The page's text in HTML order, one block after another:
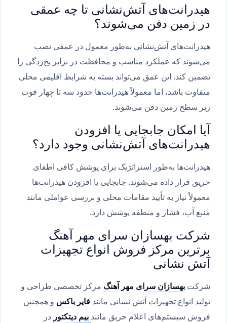
هیدرانت‌های آتش‌نشانی تا چه عمقی
در زمین دفن می‌شوند؟
هیدرانت‌های آتش‌نشانی به‌طور معمول در عمقی نصب
می‌شوند که عملکرد مناسب و محافظت در برابر یخ‌زدگی را
تضمین کند. این عمق می‌تواند بسته به شرایط اقلیمی محلی
متفاوت باشد، اما معمولاً هیدرانت‌ها حدود سه تا چهار فوت
زیر سطح زمین دفن می‌شوند.
آیا امکان جابجایی یا افزودن
هیدرانت‌های آتش‌نشانی وجود دارد؟
هیدرانت‌ها به‌طور استراتژیک برای پوشش کافی اطفای
حریق قرار داده می‌شوند. جابجایی یا افزودن هیدرانت‌ها
معمولاً نیاز به تأیید مقامات محلی و بررسی عواملی مانند
منبع آب، فشار و منطقه پوشش دارد.
شرکت بهسازان سرای مهر آهنگ
برترین مرکز فروش انواع تجهیزات
آتش نشانی
شرکت بهسازان سرای مهر آهنگمرکز تخصصی طراحی و
تولید انواع تجهیزات آتش نشانی مانندفایر باکسو همچنین
فروش سیستم‌های اعلام حریق مانندبیم دیتکتور در